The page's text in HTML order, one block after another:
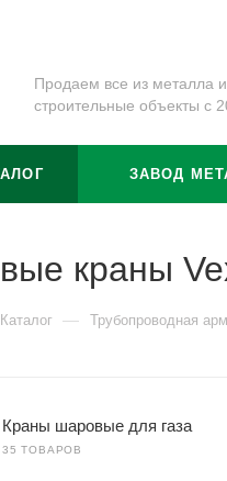
Продаем все из металла
строительные объекты с
ЗАВОД
краны
Каталог — Трубопроводная
Краны шаровые для газа
35 ТОВАРОВ